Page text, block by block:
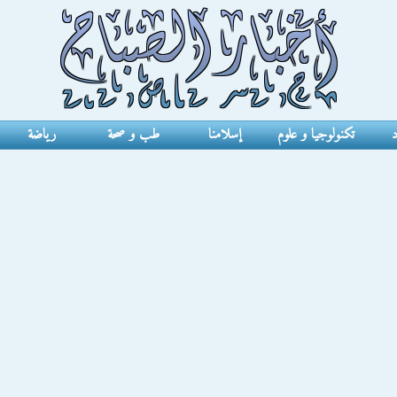
تكنولوجيا و علوم إسلامنا طب و صحة رياضة